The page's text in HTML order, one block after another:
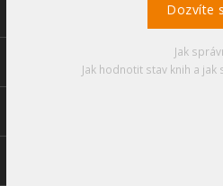
Dozvíte
Jak
Jak hodnotit stav knih a